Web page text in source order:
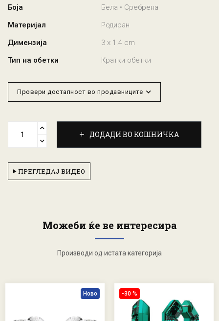
Боја
Бела • Сребрена
Материјал
Родиран
Димензија
3 x 1.4 cm
Тип на обетки
Кратки обетки
Провери достапност во продавниците
ДОДАДИ ВО КОШНИЧКА
ПРЕГЛЕДАЈ ВИДЕО
Можеби ќе ве интересира
Производи од истата категорија
Ново -30 %